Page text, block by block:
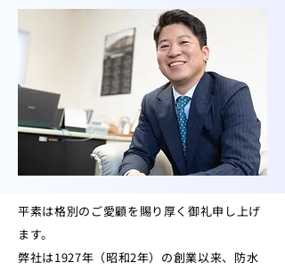
平素は格別のご愛顧を賜り厚く御礼申し上げ
ます。
弊社は1927年（昭和2年）の創業以来、防水